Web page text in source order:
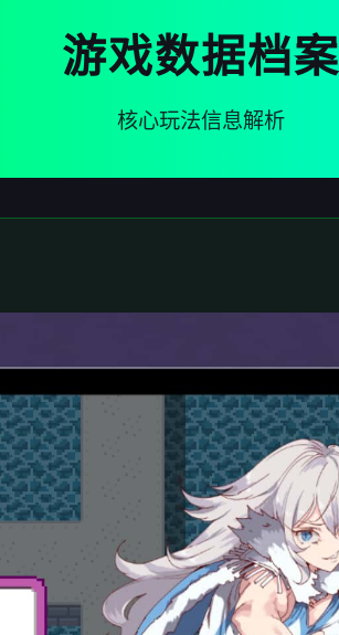
游戏数据档案
核心玩法信息解析